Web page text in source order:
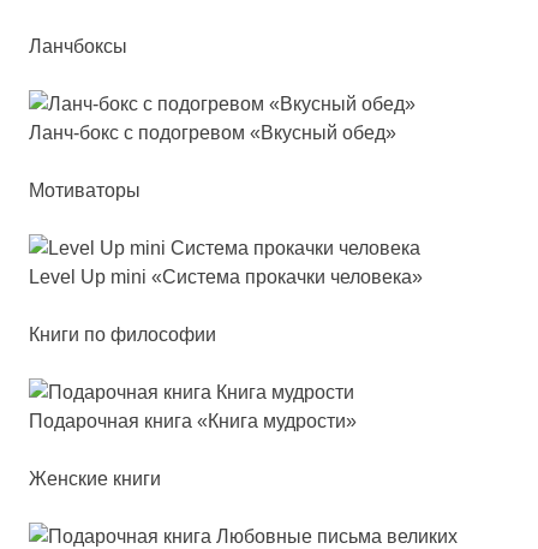
Ланчбоксы
Ланч-бокс с по­дог­ре­вом «Вкус­ный обед»
Мотиваторы
Level Up mi­ni «Сис­те­ма про­кач­ки че­ло­ве­ка»
Книги по философии
Пода­роч­ная кни­га «Кни­га муд­рос­ти»
Женские книги